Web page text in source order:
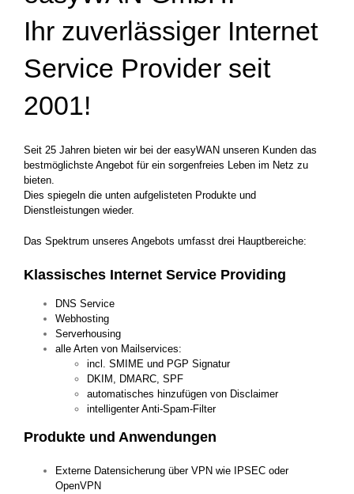
Ihr zuverlässiger Internet
Service Provider seit
2001!
Seit 25 Jahren bieten wir bei der easyWAN unseren Kunden das
bestmöglichste Angebot für ein sorgenfreies Leben im Netz zu
bieten.
Dies spiegeln die unten aufgelisteten Produkte und
Dienstleistungen wieder.
Das Spektrum unseres Angebots umfasst drei Hauptbereiche:
Klassisches Internet Service Providing
DNS Service
Webhosting
Serverhousing
alle Arten von Mailservices:
incl. SMIME und PGP Signatur
DKIM, DMARC, SPF
automatisches hinzufügen von Disclaimer
intelligenter Anti-Spam-Filter
Produkte und Anwendungen
Externe Datensicherung über VPN wie IPSEC oder
OpenVPN